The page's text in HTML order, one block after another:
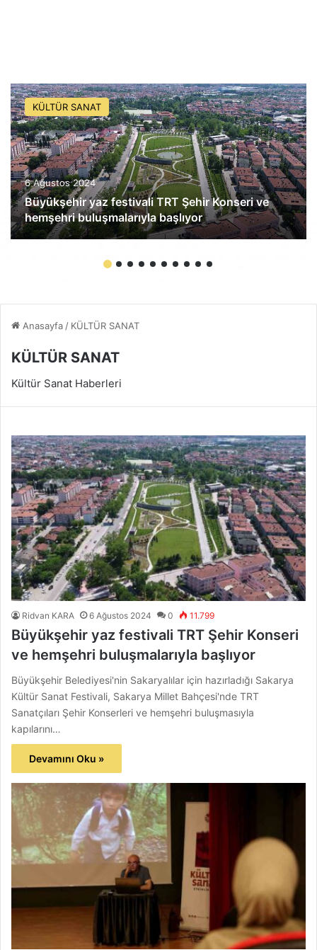
KÜLTÜR SANAT
6 Ağustos 2024
Büyükşehir yaz festivali TRT Şehir Konseri ve
hemşehri buluşmalarıyla başlıyor
Anasayfa / KÜLTÜR SANAT
KÜLTÜR SANAT
Kültür Sanat Haberleri
Ridvan KARA 6 Ağustos 2024 0 11.799
Büyükşehir yaz festivali TRT Şehir Konseri
ve hemşehri buluşmalarıyla başlıyor
Büyükşehir Belediyesi'nin Sakaryalılar için hazırladığı Sakarya
Kültür Sanat Festivali, Sakarya Millet Bahçesi'nde TRT
Sanatçıları Şehir Konserleri ve hemşehri buluşmasıyla
kapılarını…
Devamını Oku »